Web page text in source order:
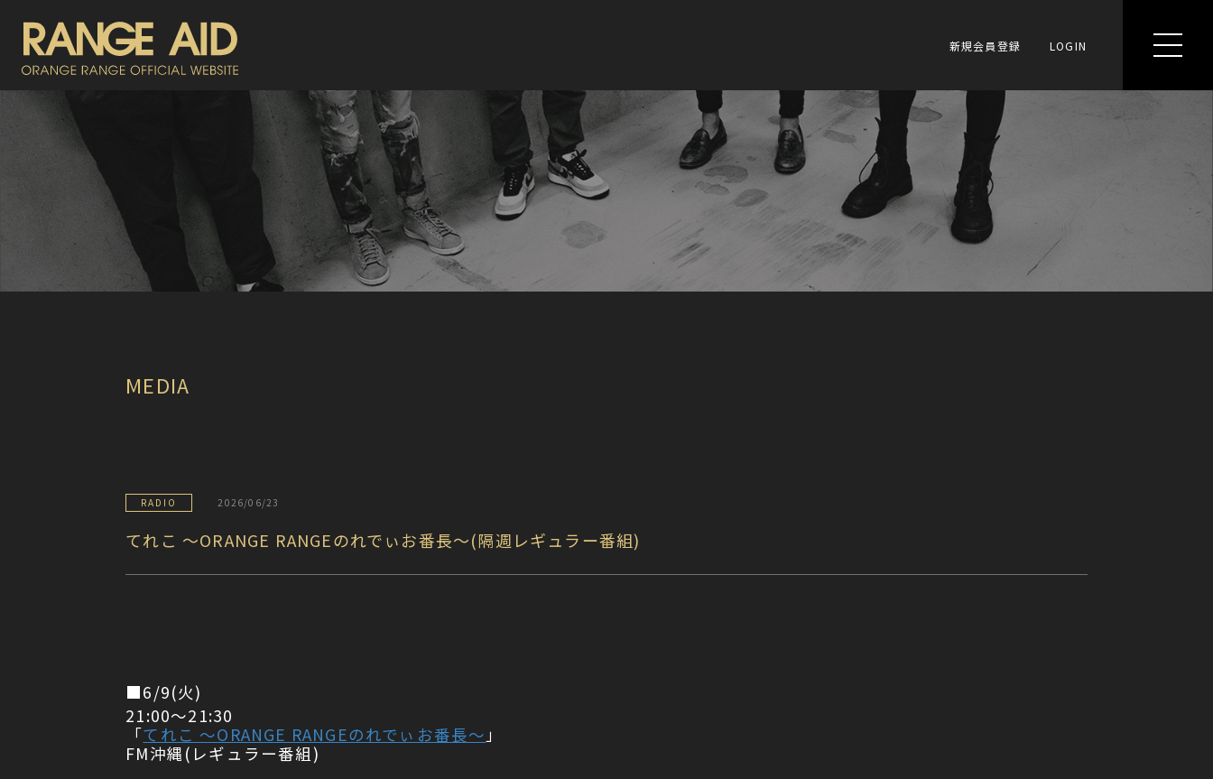
新規会員登録 LOGIN
MEDIA
RADIO 2026/06/23
てれこ 〜ORANGE RANGEのれでぃお番長〜(隔週レギュラー番組)
■6/9(火)
21:00〜21:30
「てれこ 〜ORANGE RANGEのれでぃお番長〜」
FM沖縄(レギュラー番組)